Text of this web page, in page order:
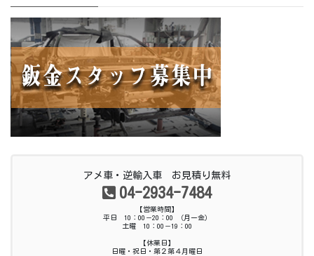
アメ車・逆輸入車 お見積り無料
04-2934-7484
【営業時間】
平日 10：00－20：00 （月ー金）
土曜 10：00－19：00
【休業日】
日曜・祝日・第２第４月曜日